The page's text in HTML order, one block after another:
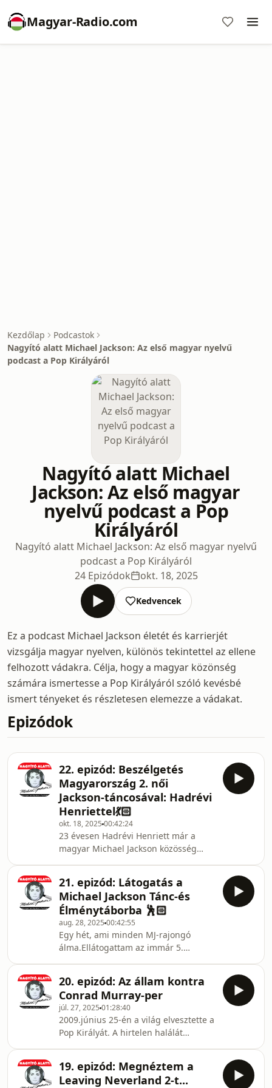
Magyar-Radio.com
Kezdőlap
Podcastok
Nagyító alatt Michael Jackson: Az első magyar nyelvű
podcast a Pop Királyáról
Nagyító alatt Michael
Jackson: Az első magyar
nyelvű podcast a Pop
Királyáról
Nagyító alatt Michael Jackson: Az első magyar nyelvű
podcast a Pop Királyáról
24 Epizódok
okt. 18, 2025
Kedvencek
Ez a podcast Michael Jackson életét és karrierjét
vizsgálja magyar nyelven, különös tekintettel az ellene
felhozott vádakra. Célja, hogy a magyar közönség
számára ismertesse a Pop Királyáról szóló kevésbé
ismert tényeket és részletesen elemezze a vádakat.
Epizódok
22. epizód: Beszélgetés
Magyarország 2. női
Jackson-táncosával: Hadrévi
Henriettel💃🏻
okt. 18, 2025 00:42:24
23 évesen Hadrévi Henriett már a
magyar Michael Jackson közösség
koreográfiákat, majd Sen,
Magyarország első női Jackson-
táncosa vette szárnyai alá. Azóta
Henriett is bizonyította, hogy fiatal
kora és női mivolta ellenére képes
életre kelteni Michael utánozhatatlan
táncmozdulatait – akár a budapesti
Michael Jackson emlékfánál,
21. epizód: Látogatás a
Michael Jackson Tánc-és
Élménytáborba 🕺🏻
aug. 28, 2025 00:42:55
Egy hét, ami minden MJ-rajongó
álma.Ellátogattam az immár 5.
Tóth Ferenc festőművész-szervezővel,
Sennel és a tábor résztvevőivel
beszélgettem. A helyszín a
hangulatos Nemzeti Lovaskultúra
Központ, programokkal,
táncpróbákkal, barátságokkal – és egy
különleges akusztikus koncerttel.(Az
eredeti MJ-dalok a szerzői jogok miatt
20. epizód: Az állam kontra
Conrad Murray-per
júl. 27, 2025 01:28:40
2009.június 25-én a világ elvesztette a
Pop Királyát. A hirtelen halálát
Murray.Miután röviden beszámolunk
a legutóbbi adás óta felmerült
19. epizód: Megnéztem a
Leaving Neverland 2-t...